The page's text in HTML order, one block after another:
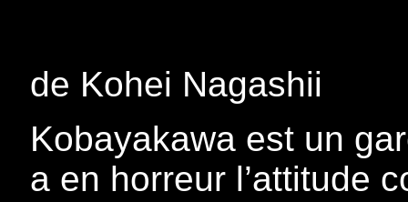
de Kohei Nagashii
Kobayakawa est un
a en horreur l’attitude